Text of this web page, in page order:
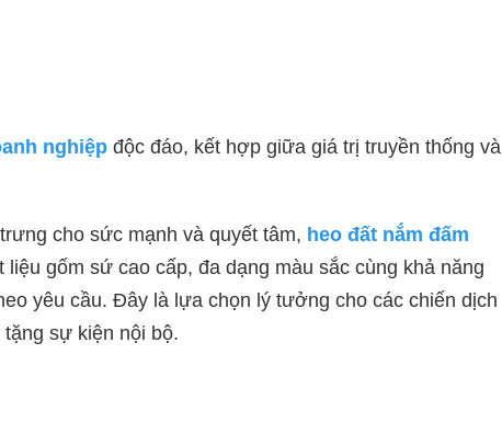
nghiệpđộc đáo, kết hợp giữa giá trị truyền thống và
cho sức mạnh và quyết tâm, heo đất nắm đấm
gốm sứ cao cấp, đa dạng màu sắc cùng khả năng
yêu cầu. Đây là lựa chọn lý tưởng cho các chiến dịch
sự kiện nội bộ.